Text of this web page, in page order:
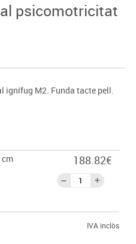
psicomotricitat
ignífug M2. Funda tacte pell.
188.82€
IVA inclòs